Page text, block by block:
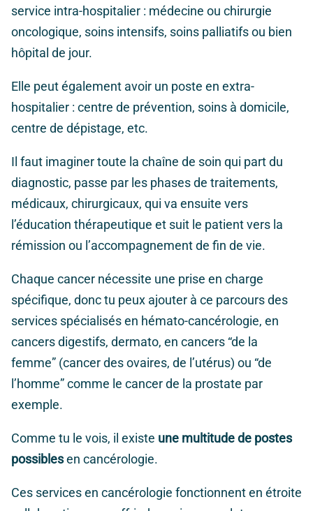
service intra-hospitalier : médecine ou chirurgie
oncologique, soins intensifs, soins palliatifs ou bien
hôpital de jour.
Elle peut également avoir un poste en extra-
hospitalier : centre de prévention, soins à domicile,
centre de dépistage, etc.
Il faut imaginer toute la chaîne de soin qui part du
diagnostic, passe par les phases de traitements,
médicaux, chirurgicaux, qui va ensuite vers
l’éducation thérapeutique et suit le patient vers la
rémission ou l’accompagnement de fin de vie.
Chaque cancer nécessite une prise en charge
spécifique, donc tu peux ajouter à ce parcours des
services spécialisés en hémato-cancérologie, en
cancers digestifs, dermato, en cancers “de la
femme” (cancer des ovaires, de l’utérus) ou “de
l’homme” comme le cancer de la prostate par
exemple.
Comme tu le vois, il existe une multitude de postes
possiblesen cancérologie.
Ces services en cancérologie fonctionnent en étroite